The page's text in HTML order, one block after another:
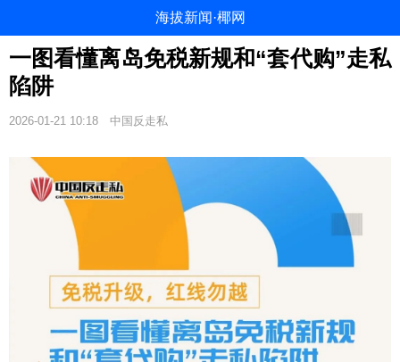
海拔新闻·椰网
一图看懂离岛免税新规和“套代购”走私
陷阱
2026-01-21 10:18 中国反走私